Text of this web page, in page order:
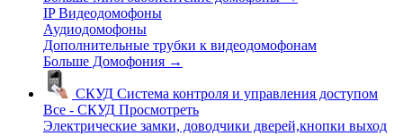
IP Видеодомофоны
Аудиодомофоны
Дополнительные трубки к видеодомофонам
Больше Домофония →
СКУД Система контроля и управления доступом
Все - СКУД Просмотреть
Электрические замки, доводчики дверей,кнопки выход